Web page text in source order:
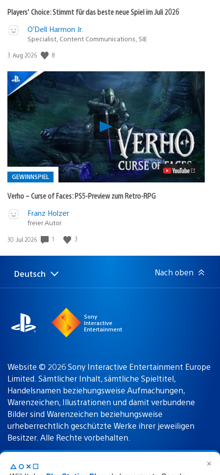
✕
△○✕☐
Players’ Choice: Stimmt für das beste neue Spiel im Juli 2026
O’Dell Harmon Jr.
Specialist, Content Communications, SIE
Veröffentlichungsdatum:
3. Aug 2026 8
Verho
–
Curse
of
Faces:
PS5-
Preview
zum
Retro-
GEWINNSPIEL
Verho – Curse of Faces: PS5-Preview zum Retro-RPG
Veröffentlicht
Gewinnspiel
Franz Holzer
freier Autor
Veröffentlichungsdatum:
30. Jul 2026 1 3
Select
a
Aktuelle
Region:
Deutsch Nach oben
Sony
Interactive
Entertainment
Website © 2026 Sony Interactive Entertainment Europe
Limited. Sämtlicher Inhalt, sämtliche Spieltitel,
Handelsnamen beziehungsweise Aufmachungen,
Warenzeichen, Illustrationen und damit verbundene
Bilder sind Warenzeichen beziehungsweise
urheberrechtlich geschützte Werke ihrer jeweiligen
Besitzer. Alle Rechte vorbehalten.